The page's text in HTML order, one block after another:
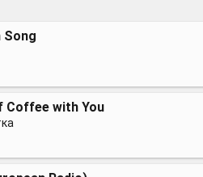
Song
Coffee with You